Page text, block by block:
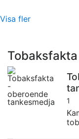
Visa fler
1